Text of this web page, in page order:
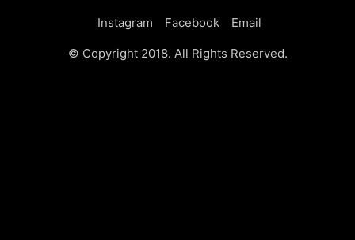
Instagram Facebook Email
© Copyright 2018. All Rights Reserved.